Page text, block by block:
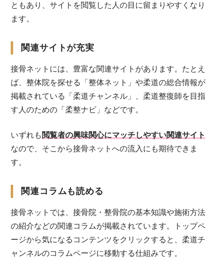
ともあり、サイトを閲覧した人の目に留まりやすくなり
ます。
関連サイトが充実
接骨ネットには、豊富な関連サイトがあります。たとえ
ば、整体院を探せる「整体ネット」や柔道の総合情報が
掲載されている「柔道チャンネル」、柔道整復師を目指
す人のための「柔整ナビ」などです。
いずれも 閲覧者の興味関心にマッチしやすい関連サイト
なので、そこから接骨ネットへの流入にも期待できま
す。
関連コラムも読める
接骨ネットでは、接骨院・整骨院の基本知識や施術方法
の紹介などの関連コラムが掲載されています。トップペ
ージから気になるコンテンツをクリックすると、柔道チ
ャンネルのコラムページに移動する仕組みです。